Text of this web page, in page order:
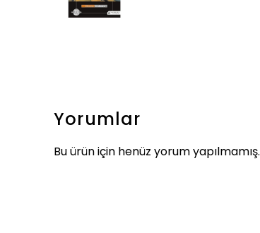
Yorumlar
Bu ürün için henüz yorum yapılmamış.